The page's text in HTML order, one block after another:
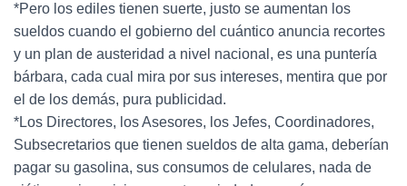
*Pero los ediles tienen suerte, justo se aumentan los
sueldos cuando el gobierno del cuántico anuncia recortes
y un plan de austeridad a nivel nacional, es una puntería
bárbara, cada cual mira por sus intereses, mentira que por
el de los demás, pura publicidad.
*Los Directores, los Asesores, los Jefes, Coordinadores,
Subsecretarios que tienen sueldos de alta gama, deberían
pagar su gasolina, sus consumos de celulares, nada de